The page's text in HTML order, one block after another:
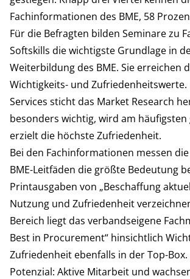
Fachinformationen des BME, 58
Für die Befragten bilden Seminare zu
Softskills die wichtigste Grundlage in
Weiterbildung des BME. Sie erreichen
Wichtigkeits- und Zufriedenheitswerte.
Services sticht das Market Research
besonders wichtig, wird am
erzielt die höchste Zufriedenheit.
Bei den Fachinformationen messen
BME-Leitfäden die größte Bedeutung
Printausgaben von „Beschaffung
Nutzung und Zufriedenheit
Bereich liegt das verbandseigene
Best in Procurement“ hinsichtlich
Zufriedenheit ebenfalls in der Top-Box.
Potenzial: Aktive Mitarbeit und